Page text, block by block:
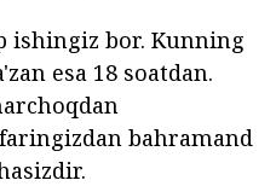
ishingiz bor. Kunning
esa 18 soatdan.
bahramand